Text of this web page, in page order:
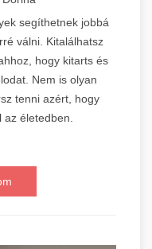
segíthetnek jobbá
válni. Kitalálhatsz
hogy kitarts és
Nem is olyan
tenni azért, hogy
életedben.